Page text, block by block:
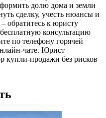
долю дома и земли
сделку, учесть нюансы и
обратитесь к юристу
консультацию
по телефону горячей
чате. Юрист
купли-продажи без рисков